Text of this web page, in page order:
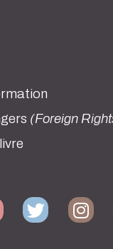
(Foreign